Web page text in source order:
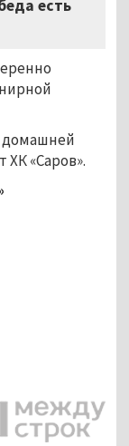
есть
домашней
«Саров».